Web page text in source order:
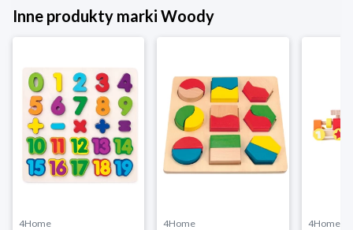
Inne produkty marki Woody
4Home 4Home 4Home